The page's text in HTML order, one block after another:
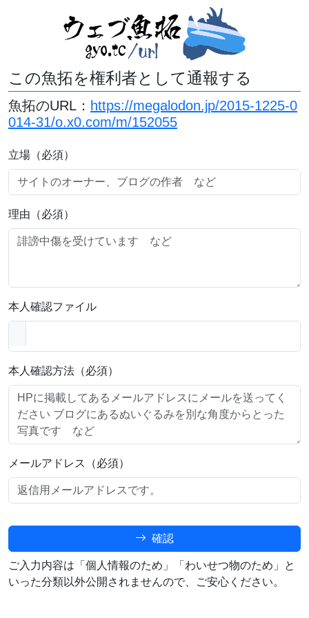
この魚拓を権利者として通報する
魚拓のURL： https://megalodon.jp/2015-1225-0
014-31/o.x0.com/m/152055
立場（必須）
理由（必須）
本人確認ファイル
本人確認方法（必須）
メールアドレス（必須）
確認
ご入力内容は「個人情報のため」「わいせつ物のため」と
いった分類以外公開されませんので、ご安心ください。